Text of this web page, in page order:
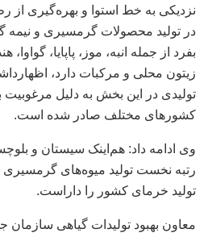
نزدیکی به خط استوا و بهره‌گیری از
در تولید محصولات گرمسیری و
بفرد از جمله انبه، موز، پاپایا، گواوا،
زیتون محلی و مرکبات دارد،
کشورهای مختلف صادر شده است.
وی ادامه داد: هم‌اینک سیستان و
رتبه نخست تولید میوه‌های
تولید خرمای کشور را داراست.
معاون بهبود تولیدات گیاهی